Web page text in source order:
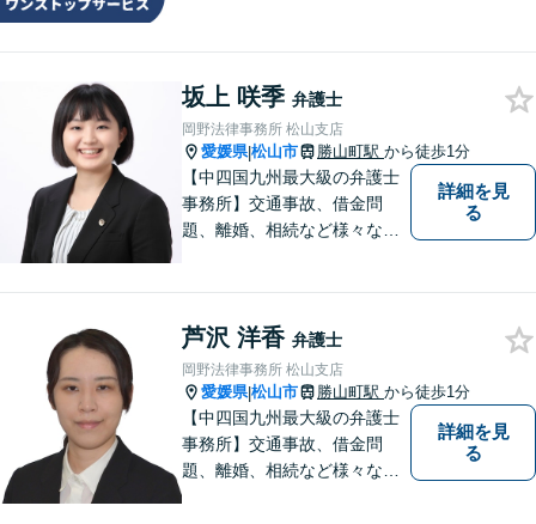
せください。
坂上 咲季 弁護士
岡野法律事務所 松山支店
愛媛県|松山市 勝山町駅 から徒歩1分
【中四国九州最大級の弁護士
事務所】交通事故、借金問
題、離婚、相続など様々な問
い！
詳細を見
る
芦沢 洋香 弁護士
岡野法律事務所 松山支店
愛媛県|松山市 勝山町駅 から徒歩1分
【中四国九州最大級の弁護士
事務所】交通事故、借金問
題、離婚、相続など様々な問
詳細を見
る